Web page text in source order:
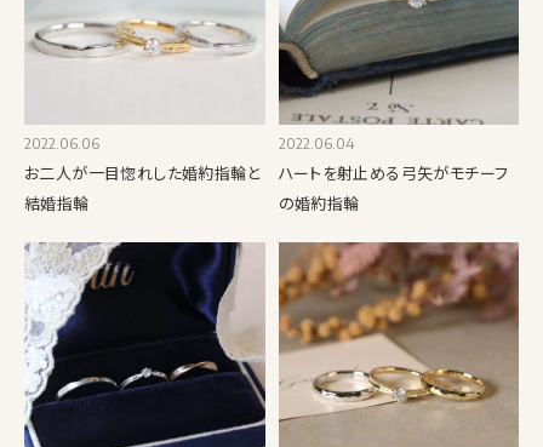
2022.06.06
お二人が一目惚れした婚約指輪と
結婚指輪
2022.06.04
ハートを射止める弓矢がモチーフ
の婚約指輪